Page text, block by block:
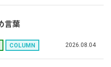
言葉
COLUMN 2026.08.04